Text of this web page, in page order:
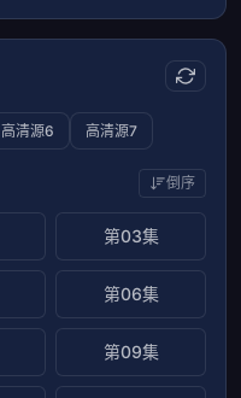
高清源6 高清源7
倒序
第03集
第06集
第09集